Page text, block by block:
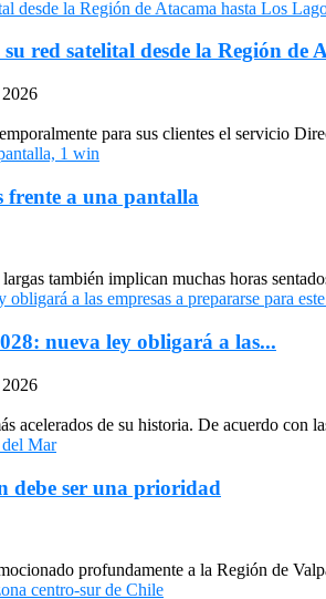
red satelital desde la Región de
para sus clientes el servicio
frente a una pantalla
también implican muchas horas
nueva ley obligará a las...
acelerados de su historia. De acuerdo con
debe ser una prioridad
profundamente a la Región de